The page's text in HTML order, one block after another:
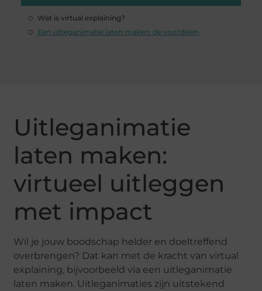
Wat is virtual explaining?
Een uitleganimatie laten maken: de voordelen
Uitleganimatie
laten maken:
virtueel uitleggen
met impact
Wil je jouw boodschap helder en doeltreffend
overbrengen? Dat kan met de kracht van virtual
explaining, bijvoorbeeld via een uitleganimatie
laten maken. Uitleganimaties zijn uitstekend